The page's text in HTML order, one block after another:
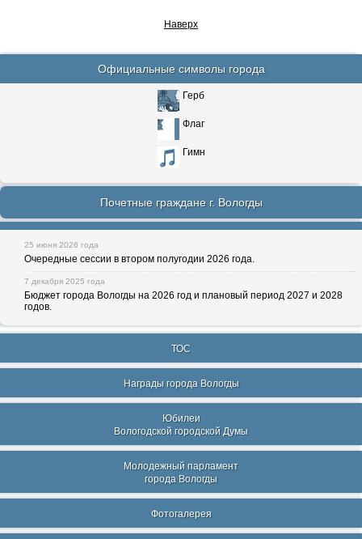
Наверх
Официальные символы города
Герб
Флаг
Гимн
Почетные граждане г. Вологды
25 июня 2026 года
Очередные сессии в втором полугодии 2026 года.
7 декабря 2025 года
Бюджет города Вологды на 2026 год и плановый период 2027 и 2028
годов.
ТОС
Награды города Вологды
Юбилеи
Вологодской городской Думы
Молодежный парламент
города Вологды
Фотогалерея